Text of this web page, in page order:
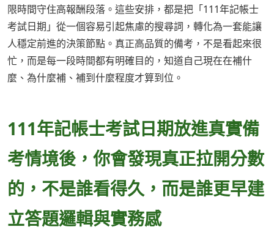
限時間守住高報酬段落。這些安排，都是把「111年記帳士
考試日期」從一個容易引起焦慮的搜尋詞，轉化為一套能讓
人穩定前進的決策節點。真正高品質的備考，不是看起來很
忙，而是每一段時間都有明確目的，知道自己現在在補什
麼、為什麼補、補到什麼程度才算到位。
111年記帳士考試日期放進真實備
考情境後，你會發現真正拉開分數
的，不是誰看得久，而是誰更早建
立答題邏輯與實務感